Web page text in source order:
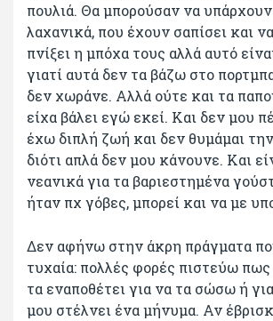
πουλιά. Θα μπορούσαν να
λαχανικά, που έχουν σαπίσει και
πνίξει η μπόχα τους αλλά αυτό
γιατί αυτά δεν τα βάζω στο
δεν χωράνε. Αλλά ούτε και τα
είχα βάλει εγώ εκεί. Και δεν μου
έχω διπλή ζωή και δεν θυμάμαι
διότι απλά δεν μου κάνουνε. Και
νεανικά για τα βαριεστημένα
ήταν πχ γόβες, μπορεί και να με
Δεν αφήνω στην άκρη πράγματα
τυχαία: πολλές φορές πιστεύω πως
τα εναποθέτει για να τα σώσω ή
μου στέλνει ένα μήνυμα. Αν